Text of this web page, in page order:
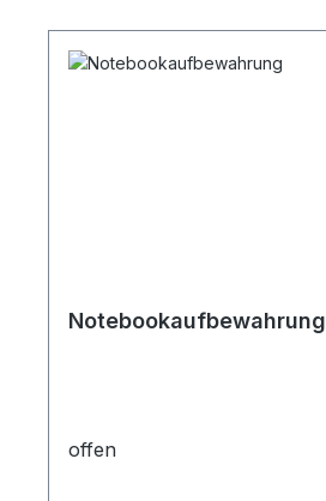
Notebookaufbewahrung
offen